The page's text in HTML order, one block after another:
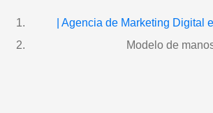
| Agencia de Marketing Digital
Modelo de